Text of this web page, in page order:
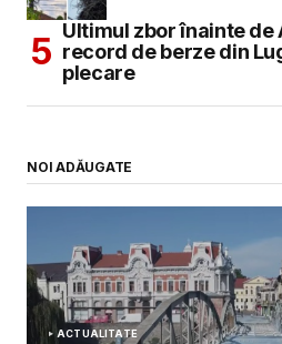
Ultimul zbor înainte de
record de berze din
plecare
NOI ADĂUGATE
ACTUALITATE